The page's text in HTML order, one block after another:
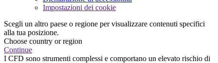
Impostazioni dei cookie
Scegli un altro paese o regione per visualizzare contenuti specifici
alla tua posizione.
Choose country or region
Continue
I CFD sono strumenti complessi e comportano un elevato rischio di